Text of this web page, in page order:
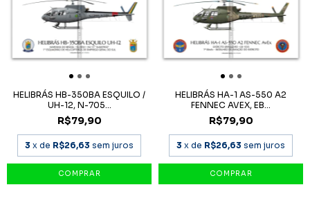
HELIBRÁS HB-350BA ESQUILO /
UH-12, N-705...
R$79,90
3 x de R$26,63 sem juros
HELIBRÁS HA-1 AS-550 A2
FENNEC AVEX, EB...
R$79,90
3 x de R$26,63 sem juros